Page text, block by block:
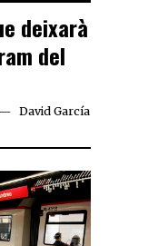
deixarà
del
David García